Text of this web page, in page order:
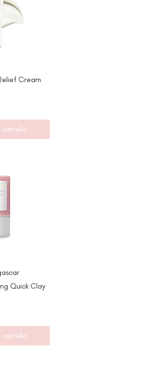
Cream
carrello
Quick Clay
carrello